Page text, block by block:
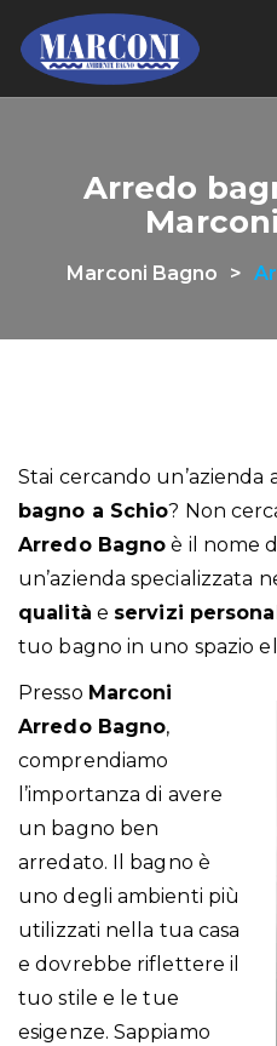
Arredo
Marconi Bagno >
Stai cercando un’azienda
bagno a Schio? Non
Arredo Bagno è il nome
un’azienda specializzata
qualità e servizi
tuo bagno in uno spazio
Presso Marconi
Arredo Bagno,
comprendiamo
l’importanza di avere
un bagno ben
arredato. Il bagno è
uno degli ambienti più
utilizzati nella tua casa
e dovrebbe riflettere il
tuo stile e le tue
esigenze. Sappiamo